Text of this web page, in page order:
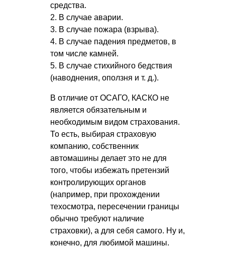
средства.
2. В случае аварии.
3. В случае пожара (взрыва).
4. В случае падения предметов, в
том числе камней.
5. В случае стихийного бедствия
(наводнения, оползня и т. д.).
В отличие от ОСАГО, КАСКО не
является обязательным и
необходимым видом страхования.
То есть, выбирая страховую
компанию, собственник
автомашины делает это не для
того, чтобы избежать претензий
контролирующих органов
(например, при прохождении
техосмотра, пересечении границы
обычно требуют наличие
страховки), а для себя самого. Ну и,
конечно, для любимой машины.